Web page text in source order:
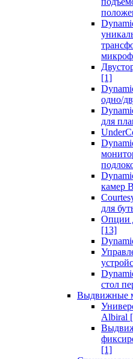
[1]
одно/
для
камер
для
Опции
[13]
стол
Выдвижные
Albiral
[1]